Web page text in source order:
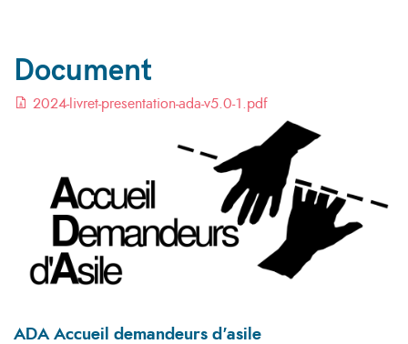
Document
2024-livret-presentation-ada-v5.0-1.pdf
ADA Accueil demandeurs d'asile